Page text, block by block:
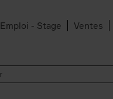
Emploi - Stage Ventes